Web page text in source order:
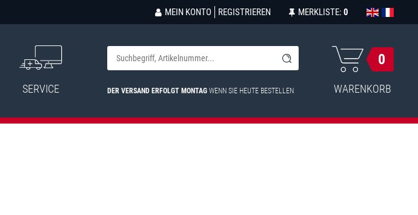
MEIN KONTO REGISTRIEREN MERKLISTE: 0
SERVICE DER VERSAND ERFOLGT MONTAG WENN SIE HEUTE BESTELLEN
0
WARENKORB